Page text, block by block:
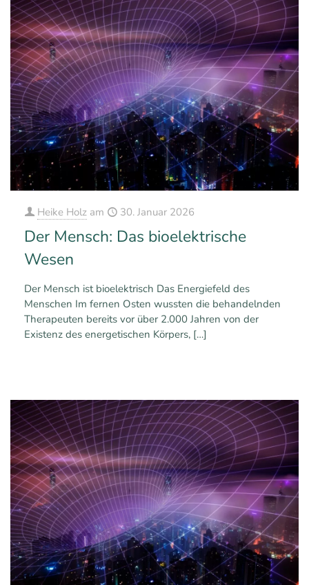
Heike Holz am 30. Januar 2026
Der Mensch: Das bioelektrische
Wesen
Der Mensch ist bioelektrisch Das Energiefeld des
Menschen Im fernen Osten wussten die behandelnden
Therapeuten bereits vor über 2.000 Jahren von der
Existenz des energetischen Körpers, […]